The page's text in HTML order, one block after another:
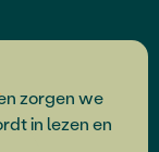
zorgen we
in lezen en